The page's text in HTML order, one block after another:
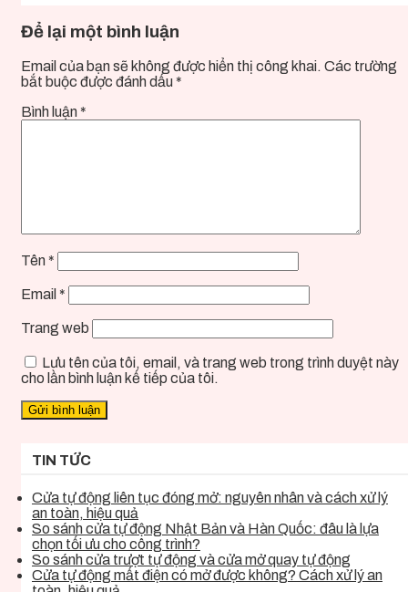
Để lại một bình luận
Email của bạn sẽ không được hiển thị công khai. Các trường
bắt buộc được đánh dấu *
Bình luận *
Tên *
Email *
Trang web
Lưu tên của tôi, email, và trang web trong trình duyệt này
cho lần bình luận kế tiếp của tôi.
TIN TỨC
Cửa tự động liên tục đóng mở: nguyên nhân và cách xử lý
an toàn, hiệu quả
So sánh cửa tự động Nhật Bản và Hàn Quốc: đâu là lựa
chọn tối ưu cho công trình?
So sánh cửa trượt tự động và cửa mở quay tự động
Cửa tự động mất điện có mở được không? Cách xử lý an